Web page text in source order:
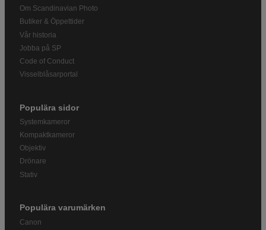
Om Scandinavian Photo
Butiker & Öppettider
Vår historia
Jobba på SP
Code of Conduct
Visselblåsarportal
Populära sidor
Systemkameror
Kompaktkameror
Objektiv
Drönare
Stativ
Populära varumärken
Canon